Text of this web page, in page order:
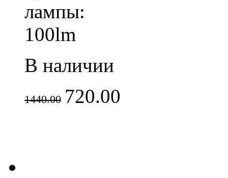
лампы:
100lm
В наличии
1440.00 720.00